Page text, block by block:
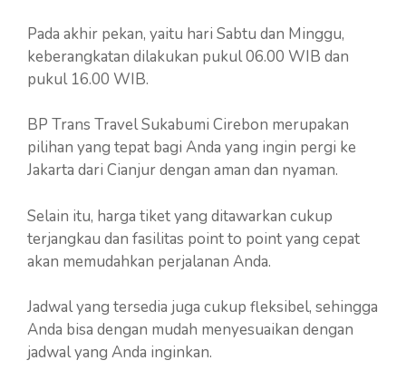
Pada akhir pekan, yaitu hari Sabtu dan Minggu,
keberangkatan dilakukan pukul 06.00 WIB dan
pukul 16.00 WIB.
BP Trans Travel Sukabumi Cirebon merupakan
pilihan yang tepat bagi Anda yang ingin pergi ke
Jakarta dari Cianjur dengan aman dan nyaman.
Selain itu, harga tiket yang ditawarkan cukup
terjangkau dan fasilitas point to point yang cepat
akan memudahkan perjalanan Anda.
Jadwal yang tersedia juga cukup fleksibel, sehingga
Anda bisa dengan mudah menyesuaikan dengan
jadwal yang Anda inginkan.